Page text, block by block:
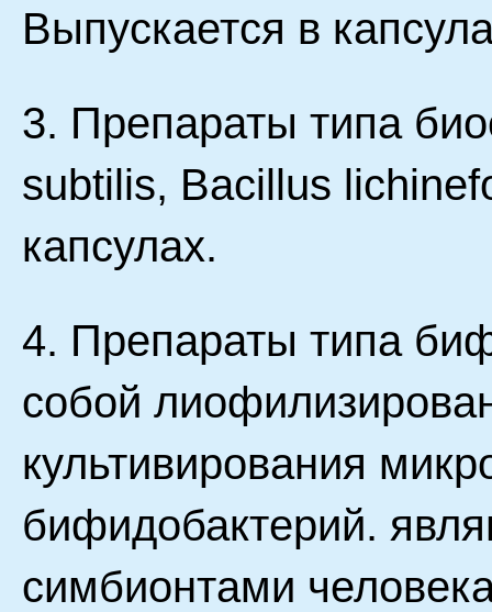
Выпускается в
3. Препараты типа
subtilis, Bacillus
капсулах.
4. Препараты типа
собой
культивирования
бифидобактерий.
симбионтами